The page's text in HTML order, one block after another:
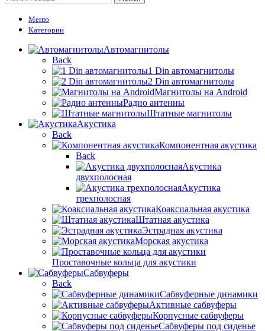
Меню
Категории
Автомагнитолы
Back
1 Din автомагнитолы
2 Din автомагнитолы
Магнитолы на Android
Радио антенны
Штатные магнитолы
Акустика
Back
Компонентная акустика
Back
Акустика
двухполосная
Акустика
трехполосная
Коаксиальная акустика
Штатная акустика
Эстрадная акустика
Морская акустика
Проставочные кольца для акустики
Сабвуферы
Back
Сабвуферные динамики
Активные сабвуферы
Корпусные сабвуферы
Сабвуферы под сиденье